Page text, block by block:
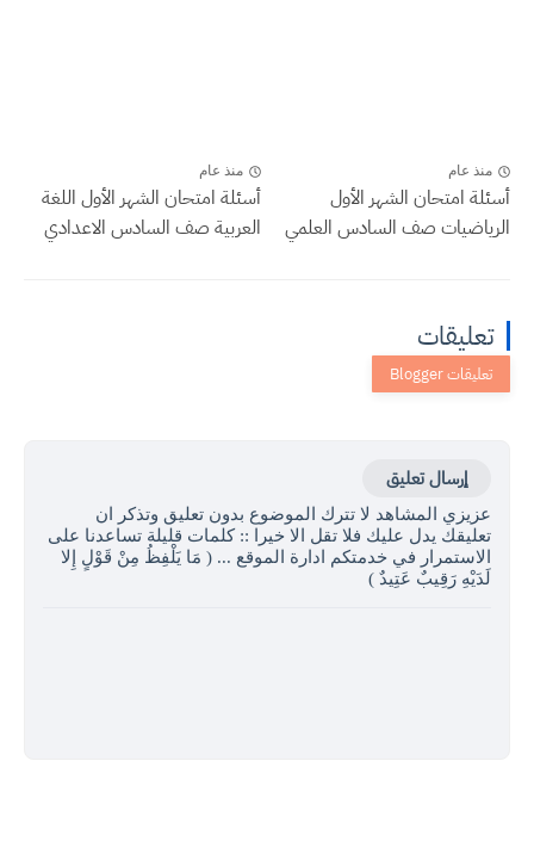
منذ عام
أسئلة امتحان الشهر الأول
الرياضيات صف السادس العلمي
منذ عام
أسئلة امتحان الشهر الأول اللغة
العربية صف السادس الاعدادي
تعليقات
إرسال تعليق
عزيزي المشاهد لا تترك الموضوع بدون تعليق وتذكر ان
تعليقك يدل عليك فلا تقل الا خيرا :: كلمات قليلة تساعدنا على
الاستمرار في خدمتكم ادارة الموقع ... ( مَا يَلْفِظُ مِنْ قَوْلٍ إِلا
لَدَيْهِ رَقِيبٌ عَتِيدٌ )